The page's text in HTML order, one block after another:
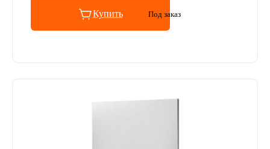
Купить Под заказ